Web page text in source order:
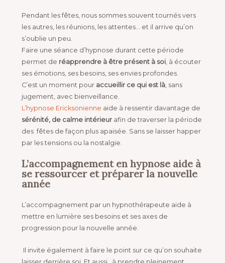
Pendant les fêtes, nous sommes souvent tournés vers
les autres, les réunions, les attentes… et il arrive qu’on
s’oublie un peu.
Faire une séance d’hypnose durant cette période
permet de réapprendre à être présent à soi, à écouter
ses émotions, ses besoins, ses envies profondes.
C’est un moment pour accueillir ce qui est là, sans
jugement, avec bienveillance.
L’hypnose Ericksonienne aide à ressentir davantage de
sérénité, de calme intérieurafin de traverser la période
des fêtes de façon plus apaisée. Sans se laisser happer
par les tensions ou la nostalgie.
L’accompagnement en hypnose aide à
se ressourcer et préparer la nouvelle
année
L’accompagnement par un hypnothérapeute aide à
mettre en lumière ses besoins et ses axes de
progression pour la nouvelle année.
Il invite également à faire le point sur ce qu’on souhaite